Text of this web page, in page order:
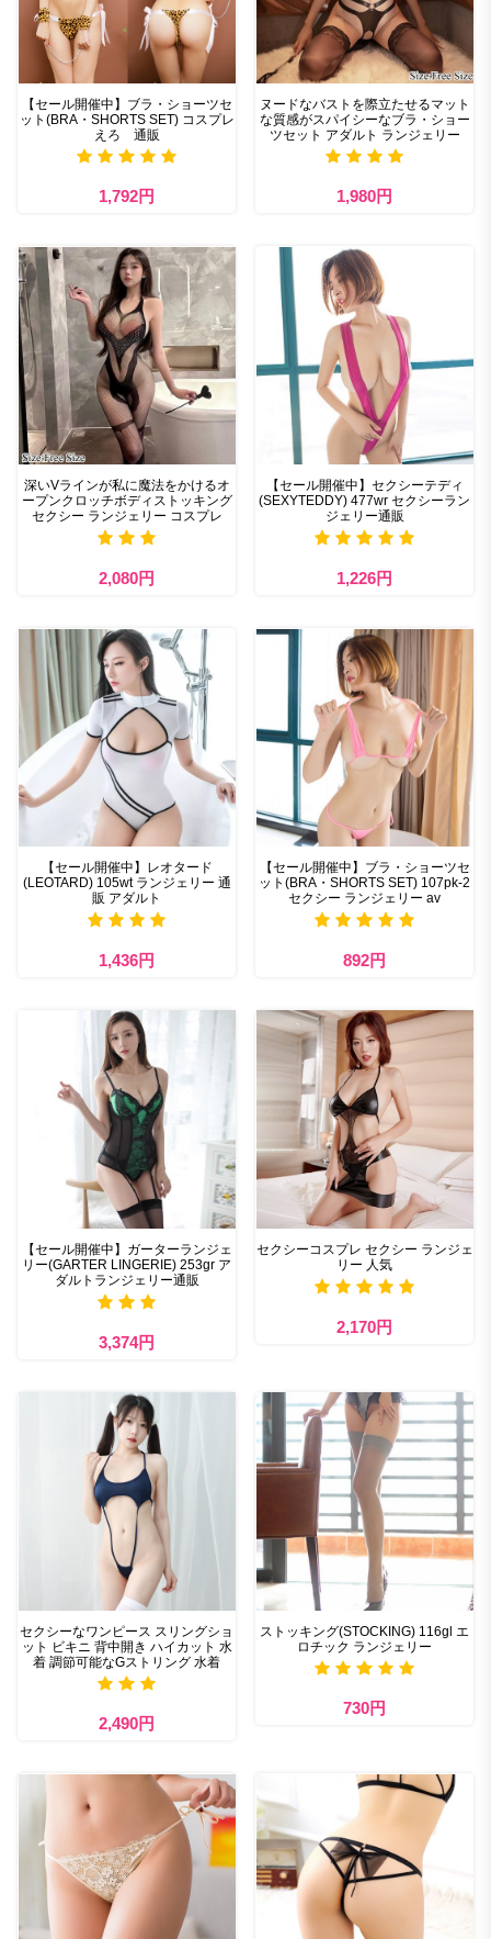
【セール開催中】ブラ・ショーツセ
ット(BRA・SHORTS SET) コスプレ
えろ 通販
1,792円
ヌードなバストを際立たせるマット
な質感がスパイシーなブラ・ショー
ツセット アダルト ランジェリー
1,980円
深いVラインが私に魔法をかけるオ
ープンクロッチボディストッキング
セクシー ランジェリー コスプレ
2,080円
【セール開催中】セクシーテディ
(SEXYTEDDY) 477wr セクシーラン
ジェリー通販
1,226円
【セール開催中】レオタード
(LEOTARD) 105wt ランジェリー 通
販 アダルト
1,436円
【セール開催中】ブラ・ショーツセ
ット(BRA・SHORTS SET) 107pk-2
セクシー ランジェリー av
892円
【セール開催中】ガーターランジェ
リー(GARTER LINGERIE) 253gr ア
ダルトランジェリー通販
3,374円
セクシーコスプレ セクシー ランジェ
リー 人気
2,170円
セクシーなワンピース スリングショ
ット ビキニ 背中開き ハイカット 水
着 調節可能なGストリング 水着
2,490円
ストッキング(STOCKING) 116gl エ
ロチック ランジェリー
730円